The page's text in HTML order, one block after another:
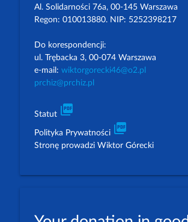
Al. Solidarności 76a, 00-145 Warszawa
Regon: 010013880. NIP: 5252398217
Do korespondencji:
ul. Trębacka 3, 00-074 Warszawa
e-mail: wiktorgorecki46@o2.pl
prchiz@prchiz.pl
Statut picture_as_pdf
Polityka Prywatności picture_as_pdf
Stronę prowadzi Wiktor Górecki